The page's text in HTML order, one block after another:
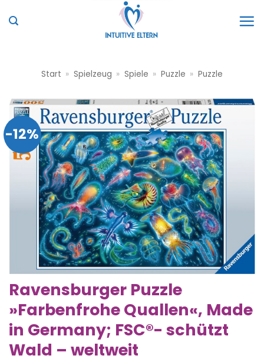
Inhalt
Start » Spielzeug » Spiele » Puzzle » Puzzle
-12%
Ravensburger Puzzle
»Farbenfrohe Quallen«, Made
in Germany; FSC®- schützt
Wald – weltweit